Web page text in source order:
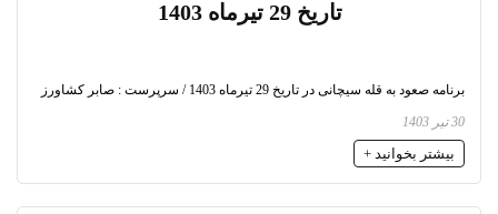
تاریخ 29 تیرماه 1403
برنامه صعود به قله سیچانی در تاریخ 29 تیرماه 1403 / سرپرست : صابر کشاورز
30 تیر 1403
بیشتر بخوانید +